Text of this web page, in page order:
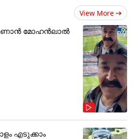
View More
മോഹൻലാൽ
എടുക്കാം